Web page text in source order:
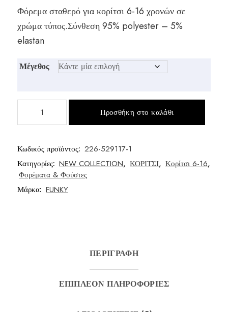
Φόρεμα σταθερό για κορίτσι 6-16 χρονών σε
χρώμα τύπος.Σύνθεση 95% polyester – 5%
elastan
Μέγεθος
βελούδο
Προσθήκη στο καλάθι
Κωδικός προϊόντος: 226-529117-1
Κατηγορίες: NEW COLLECTION, ΚΟΡΙΤΣΙ, Κορίτσι 6-16,
Φορέματα & Φούστες
Μάρκα: FUNKY
ΠΕΡΙΓΡΑΦΉ
ΕΠΙΠΛΈΟΝ ΠΛΗΡΟΦΟΡΊΕΣ